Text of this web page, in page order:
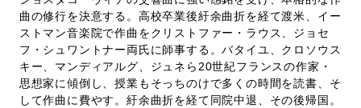
曲の修行を決意する。高校卒業後紆余曲折を経て渡米、イー
ストマン音楽院で作曲をクリストファー・ラウス、ジョセ
フ・シュワントナー両氏に師事する。バタイユ、クロソウス
キー、マンディアルグ、ジュネら20世紀フランスの作家・
思想家に傾倒し、授業もそっちのけで多くの時間を読書、そ
して作曲に費やす。紆余曲折を経て同院中退、その後帰国。